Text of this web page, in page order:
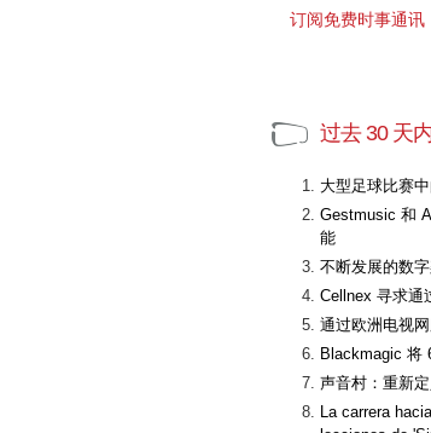
订阅免费时事通讯
过去 30 天
大型足球比赛
Gestmusic 和
能
不断发展的数
Cellnex 寻求通
通过欧洲电视
Blackmagic 将
声音村：重新
La carrera